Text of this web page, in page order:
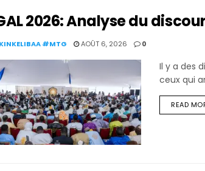
2026: Analyse du
#MTG AOÛT 6, 2026 0
Il y a des
ceux qui
READ